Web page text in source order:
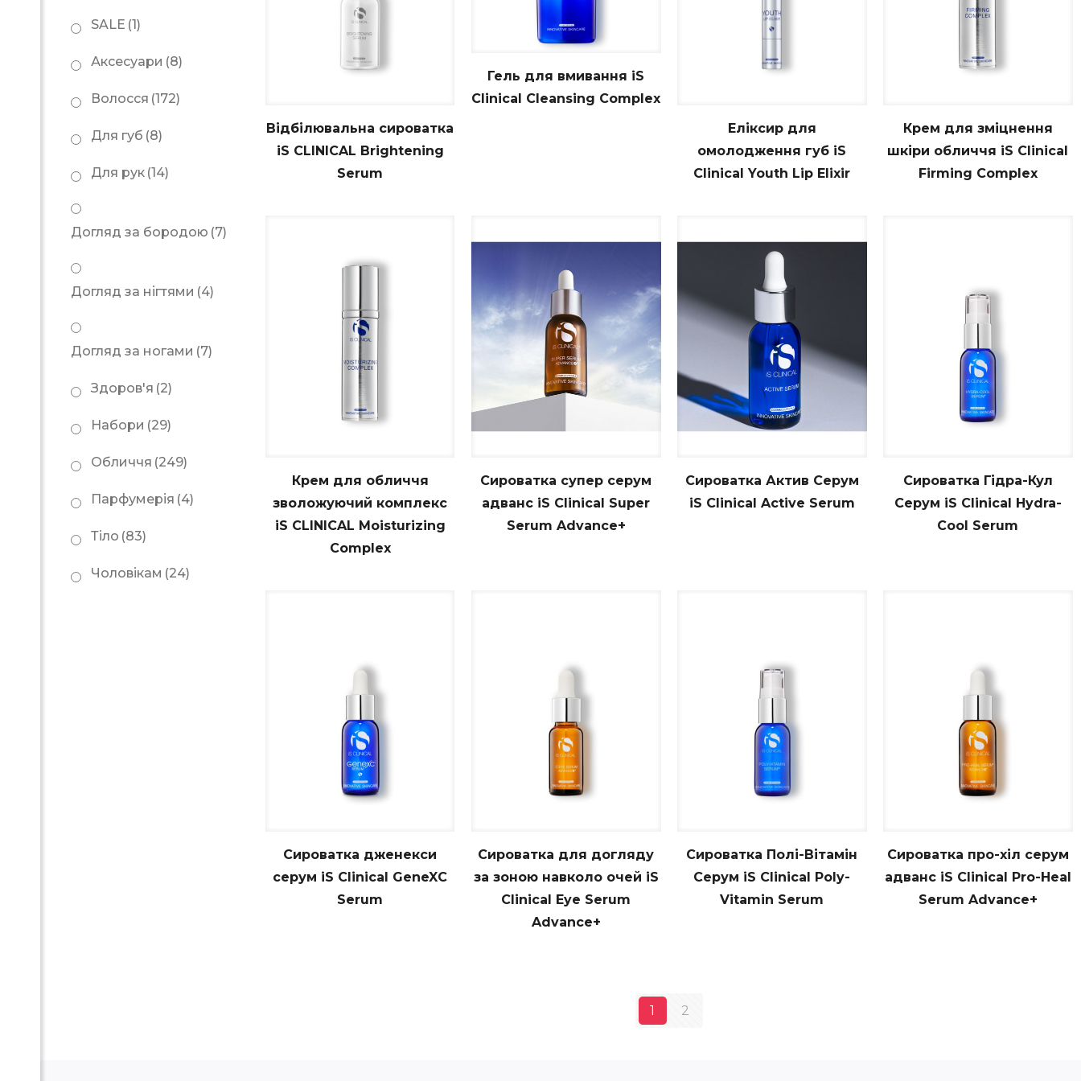
SALE (1)
Аксесуари (8)
Волосся (172)
Для губ (8)
Для рук (14)
Догляд за бородою (7)
Догляд за нігтями (4)
Догляд за ногами (7)
Здоров'я (2)
Набори (29)
Обличчя (249)
Парфумерія (4)
Тіло (83)
Чоловікам (24)
Відбілювальна сироватка
iS CLINICAL Brightening
Serum
Гель для вмивання iS
Clinical Cleansing Complex
Еліксир для
омолодження губ iS
Clinical Youth Lip Elixir
Крем для зміцнення
шкіри обличчя iS Clinical
Firming Complex
Крем для обличчя
зволожуючий комплекс
iS CLINIСAL Moisturizing
Complex
Сироватка cупер cерум
адванс iS Clinical Super
Serum Advance+
Сироватка Актив Серум
iS Clinical Active Serum
Сироватка Гідра-Кул
Серум iS Clinical Hydra-
Cool Serum
Сироватка дженекси
серум iS Clinical GeneXC
Serum
Сироватка для догляду
за зоною навколо очей iS
Clinical Eye Serum
Advance+
Сироватка Полі-Вітамін
Серум iS Clinical Poly-
Vitamin Serum
Сироватка про-хіл серум
адванс iS Clinical Pro-Heal
Serum Advance+
1 2
Advance+